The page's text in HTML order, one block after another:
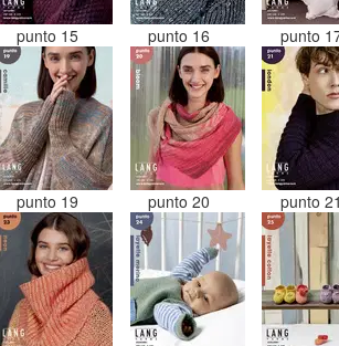
punto 15 punto 16 punto
punto 19 punto 20 punto 21